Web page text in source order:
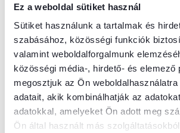
Ez a weboldal sütiket használ
Sütiket használunk a tartalmak és
szabásához, közösségi funkciók
valamint weboldalforgalmunk
közösségi média-, hirdető- és elemező
megosztjuk az Ön
adatait, akik kombinálhatják az
adatokkal, amelyeket Ön adott meg
Ön által használt más
Ingyenes Kiárusítás Ingyenes